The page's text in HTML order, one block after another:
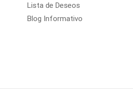
Lista de Deseos
Blog Informativo